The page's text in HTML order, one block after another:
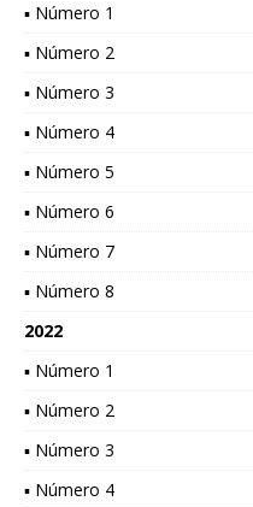
▪ Número 1
▪ Número 2
▪ Número 3
▪ Número 4
▪ Número 5
▪ Número 6
▪ Número 7
▪ Número 8
2022
▪ Número 1
▪ Número 2
▪ Número 3
▪ Número 4